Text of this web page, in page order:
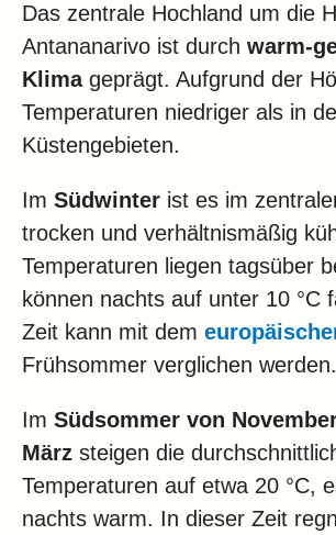
Das zentrale Hochland um die
Antananarivo ist durch warm-
Klima geprägt. Aufgrund der
Temperaturen niedriger als in
Küstengebieten.
Im Südwinter ist es im
trocken und verhältnismäßig
Temperaturen liegen tagsüber
können nachts auf unter 10 °C
Zeit kann mit dem
Frühsommer verglichen werden.
Im Südsommer von
März steigen die
Temperaturen auf etwa 20 °C,
nachts warm. In dieser Zeit